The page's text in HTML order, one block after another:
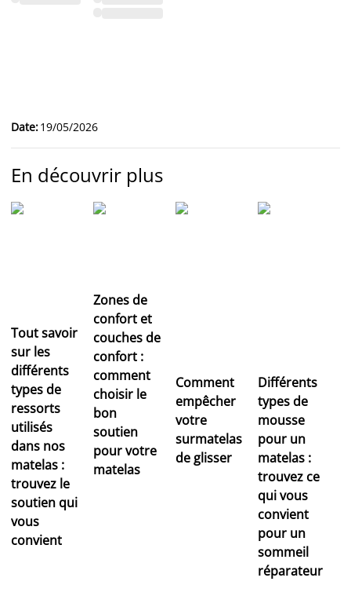
Date:19/05/2026
En découvrir plus
Tout savoir
sur les
différents
types de
ressorts
utilisés
dans nos
matelas :
trouvez le
soutien qui
vous
convient
Zones de
confort et
couches de
confort :
comment
choisir le
bon
soutien
pour votre
matelas
Comment
empêcher
votre
surmatelas
de glisser
Différents
types de
mousse
pour un
matelas :
trouvez ce
qui vous
convient
pour un
sommeil
réparateur